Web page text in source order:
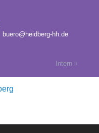
buero@heidberg-hh.de
Intern